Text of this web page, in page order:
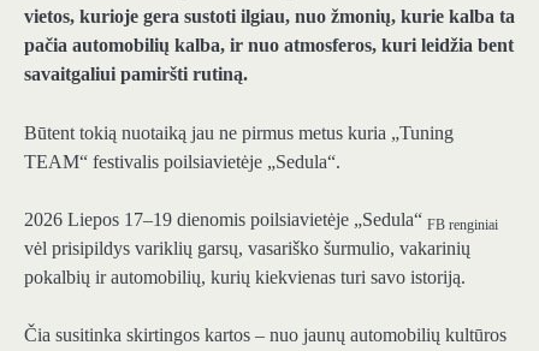
vietos, kurioje gera sustoti ilgiau, nuo žmonių, kurie kalba ta
pačia automobilių kalba, ir nuo atmosferos, kuri leidžia bent
savaitgaliui pamiršti rutiną.
Būtent tokią nuotaiką jau ne pirmus metus kuria „Tuning
TEAM“ festivalis poilsiavietėje „Sedula“.
2026 Liepos 17–19 dienomis poilsiavietėje „Sedula“ FB renginiai
vėl prisipildys variklių garsų, vasariško šurmulio, vakarinių
pokalbių ir automobilių, kurių kiekvienas turi savo istoriją.
Čia susitinka skirtingos kartos – nuo jaunų automobilių kultūros